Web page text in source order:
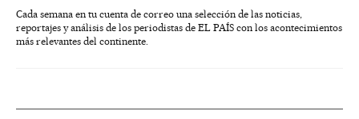
Cada semana en tu cuenta de correo una selección de las noticias,
reportajes y análisis de los periodistas de EL PAÍS con los acontecimientos
más relevantes del continente.